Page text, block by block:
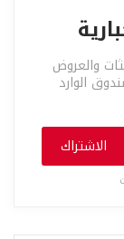
والعروض
الوارد
الاشتراك